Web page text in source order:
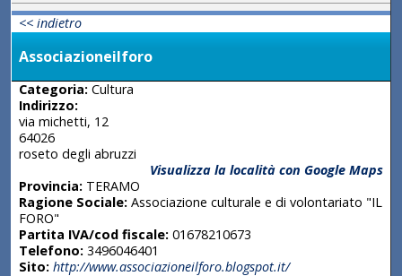
<< indietro
Associazioneilforo
Categoria:Cultura
Indirizzo:
via michetti, 12
64026
roseto degli abruzzi
Visualizza la località con Google Maps
Provincia:TERAMO
Ragione Sociale:Associazione culturale e di volontariato "IL
FORO"
Partita IVA/cod fiscale:01678210673
Telefono:3496046401
Sito: http://www.associazioneilforo.blogspot.it/